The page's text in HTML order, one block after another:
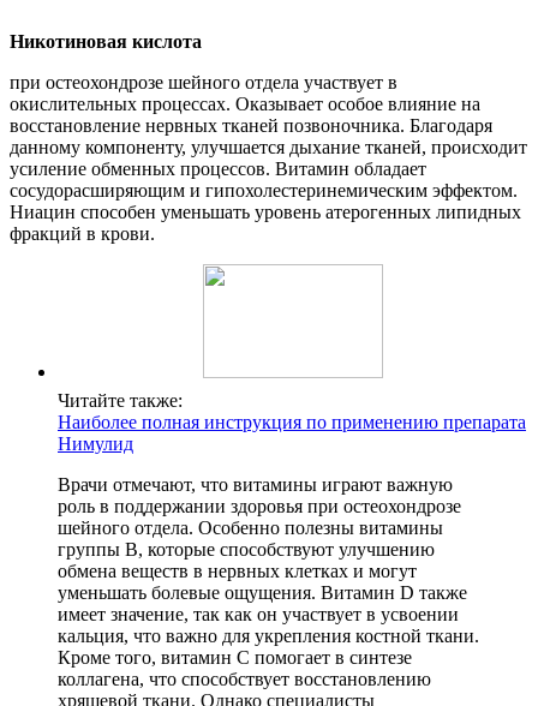
Никотиновая кислота
при остеохондрозе шейного отдела участвует в
окислительных процессах. Оказывает особое влияние на
восстановление нервных тканей позвоночника. Благодаря
данному компоненту, улучшается дыхание тканей, происходит
усиление обменных процессов. Витамин обладает
сосудорасширяющим и гипохолестеринемическим эффектом.
Ниацин способен уменьшать уровень атерогенных липидных
фракций в крови.
Читайте также:
Наиболее полная инструкция по применению препарата
Нимулид
Врачи отмечают, что витамины играют важную
роль в поддержании здоровья при остеохондрозе
шейного отдела. Особенно полезны витамины
группы B, которые способствуют улучшению
обмена веществ в нервных клетках и могут
уменьшать болевые ощущения. Витамин D также
имеет значение, так как он участвует в усвоении
кальция, что важно для укрепления костной ткани.
Кроме того, витамин C помогает в синтезе
коллагена, что способствует восстановлению
хрящевой ткани. Однако специалисты